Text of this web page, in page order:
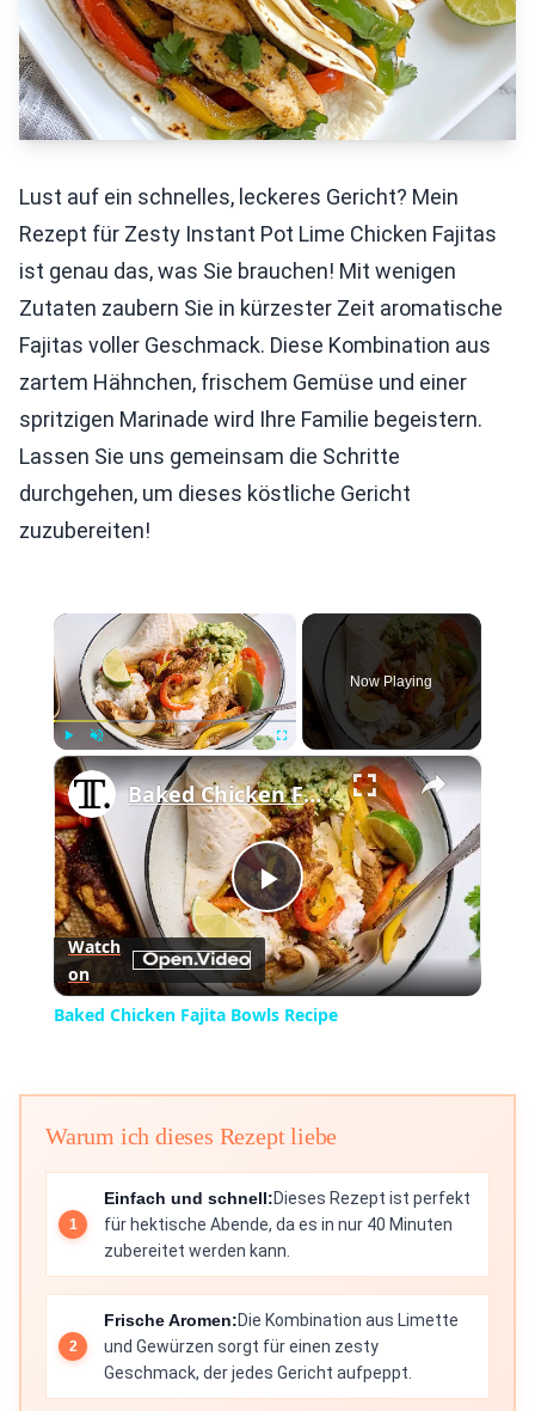
Lust auf ein schnelles, leckeres Gericht? Mein
Rezept für Zesty Instant Pot Lime Chicken Fajitas
ist genau das, was Sie brauchen! Mit wenigen
Zutaten zaubern Sie in kürzester Zeit aromatische
Fajitas voller Geschmack. Diese Kombination aus
zartem Hähnchen, frischem Gemüse und einer
spritzigen Marinade wird Ihre Familie begeistern.
Lassen Sie uns gemeinsam die Schritte
durchgehen, um dieses köstliche Gericht
zuzubereiten!
Play Fullscreen
Now Playing
×
Play
Video
Baked Chicken Fajita Bowls Recipe
Watch
on
Baked Chicken Fajita Bowls Recipe
Warum ich dieses Rezept liebe
Einfach und schnell:Dieses Rezept ist perfekt
für hektische Abende, da es in nur 40 Minuten
zubereitet werden kann.
Frische Aromen:Die Kombination aus Limette
und Gewürzen sorgt für einen zesty
Geschmack, der jedes Gericht aufpeppt.